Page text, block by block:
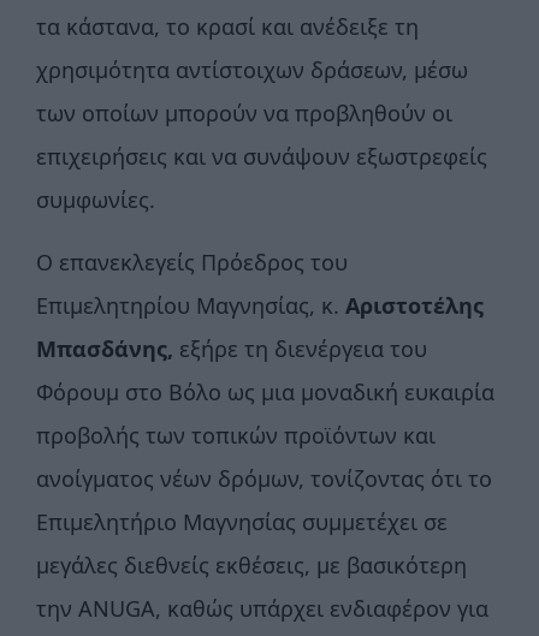
τα κάστανα, το κρασί και ανέδειξε τη
χρησιμότητα αντίστοιχων δράσεων, μέσω
των οποίων μπορούν να προβληθούν οι
επιχειρήσεις και να συνάψουν εξωστρεφείς
συμφωνίες.
Ο επανεκλεγείς Πρόεδρος του
Επιμελητηρίου Μαγνησίας, κ. Αριστοτέλης
Μπασδάνης, εξήρε τη διενέργεια του
Φόρουμ στο Βόλο ως μια μοναδική ευκαιρία
προβολής των τοπικών προϊόντων και
ανοίγματος νέων δρόμων, τονίζοντας ότι το
Επιμελητήριο Μαγνησίας συμμετέχει σε
μεγάλες διεθνείς εκθέσεις, με βασικότερη
την ANUGA, καθώς υπάρχει ενδιαφέρον για